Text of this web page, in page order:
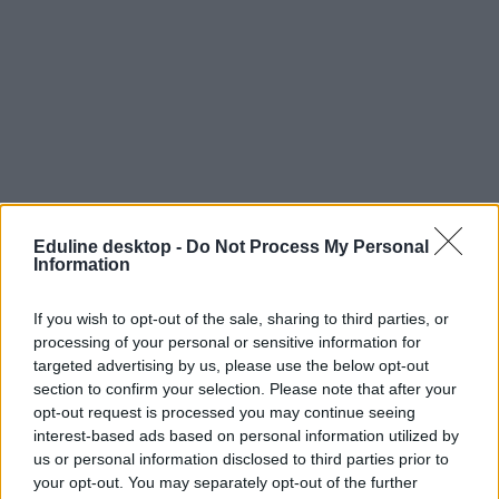
Eduline desktop - Do Not Process My Personal
Information
If you wish to opt-out of the sale, sharing to third parties, or
processing of your personal or sensitive information for
targeted advertising by us, please use the below opt-out
section to confirm your selection. Please note that after your
opt-out request is processed you may continue seeing
interest-based ads based on personal information utilized by
us or personal information disclosed to third parties prior to
your opt-out. You may separately opt-out of the further